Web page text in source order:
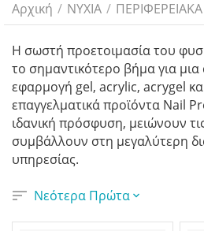
Αρχική / ΝΥΧΙΑ / ΠΕΡΙΦΕΡΕΙΑΚΑ
Η σωστή προετοιμασία του
το σημαντικότερο βήμα για μια
εφαρμογή gel, acrylic, acrygel
επαγγελματικά προϊόντα Nail
ιδανική πρόσφυση, μειώνουν
συμβάλλουν στη μεγαλύτερη
υπηρεσίας.
Νεότερα Πρώτα